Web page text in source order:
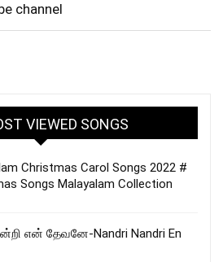
channel
VIEWED SONGS
Christmas Carol Songs 2022 #
Songs Malayalam Collection
என் தேவனே-Nandri Nandri En